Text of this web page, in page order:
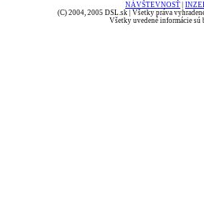
NÁVŠTEVNOSŤ
(C) 2004, 2005 DSL.sk | Všetky práva
Všetky uvedené informácie sú